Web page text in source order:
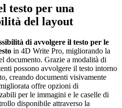
testo per una
del layout
di avvolgere il testo per le
in 4D Write Pro, migliorando la
documento. Grazie a modalità di
possono avvolgere il testo intorno
creando documenti visivamente
offre opzioni di
per le immagini e le caselle di
disponibile attraverso la